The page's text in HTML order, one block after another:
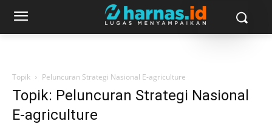
Topik Peluncuran Strategi Nasional E-agriculture
Topik: Peluncuran Strategi Nasional
E-agriculture